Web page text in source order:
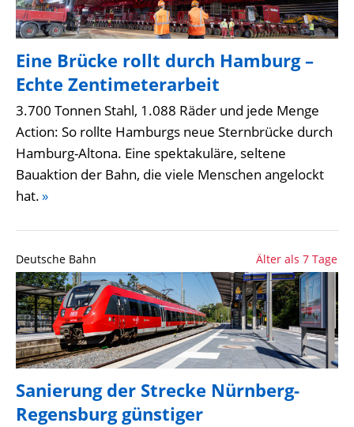
Eine Brücke rollt durch Hamburg –
Echte Zentimeterarbeit
3.700 Tonnen Stahl, 1.088 Räder und jede Menge
Action: So rollte Hamburgs neue Sternbrücke durch
Hamburg-Altona. Eine spektakuläre, seltene
Bauaktion der Bahn, die viele Menschen angelockt
hat.»
Deutsche Bahn Älter als 7 Tage
Sanierung der Strecke Nürnberg-
Regensburg günstiger